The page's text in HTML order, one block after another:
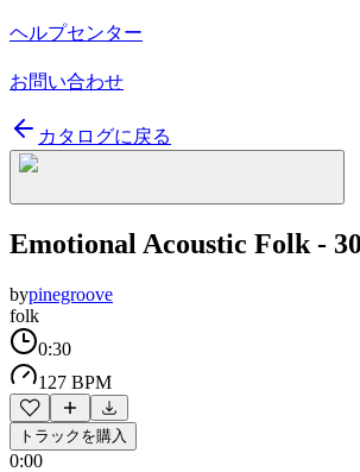
ヘルプセンター
お問い合わせ
カタログに戻る
Emotional Acoustic Folk -
bypinegroove
folk
0:30
127 BPM
トラックを購入
0:00